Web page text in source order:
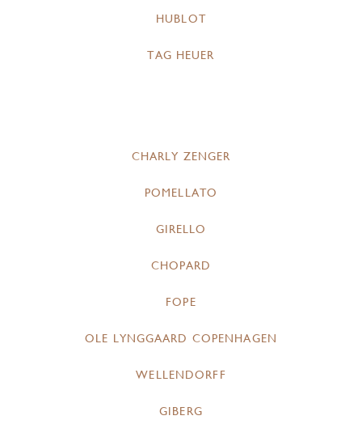
HUBLOT
TAG HEUER
CHARLY ZENGER
POMELLATO
GIRELLO
CHOPARD
FOPE
OLE LYNGGAARD COPENHAGEN
WELLENDORFF
GIBERG